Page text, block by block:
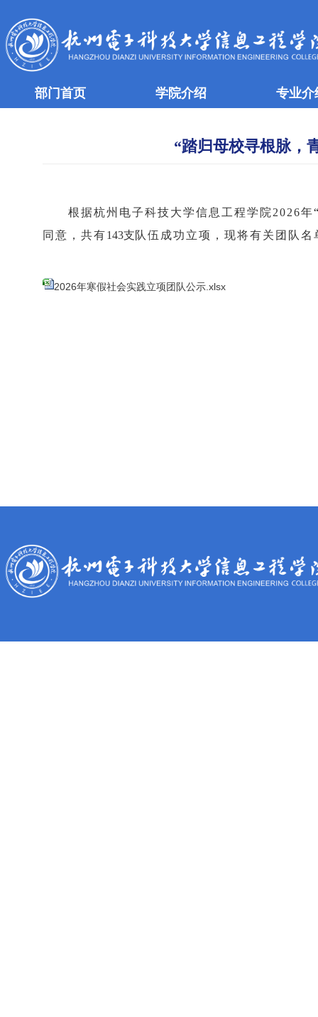
部门首页 学院介绍 专业介
“踏归母校寻根脉，
根据杭州电子科技大学信息工程学院2026年
同意，共有143支队伍成功立项，现将有关团队名
2026年寒假社会实践立项团队公示.xlsx